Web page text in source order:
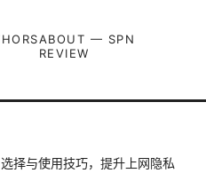
ABOUT — SPN
REVIEW
择与使用技巧，提升上网隐私